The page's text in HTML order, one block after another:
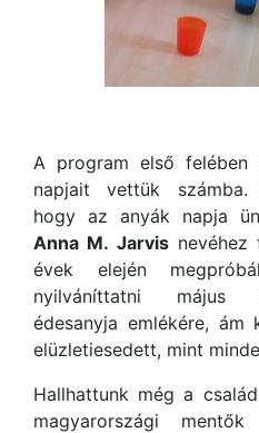
A program első felében
napjait vettük számba.
hogy az anyák napja
Anna M. Jarvisnevéhez
évek elején
nyilváníttatni május
édesanyja emlékére, ám
elüzletiesedett, mint
Hallhattunk még a
magyarországi